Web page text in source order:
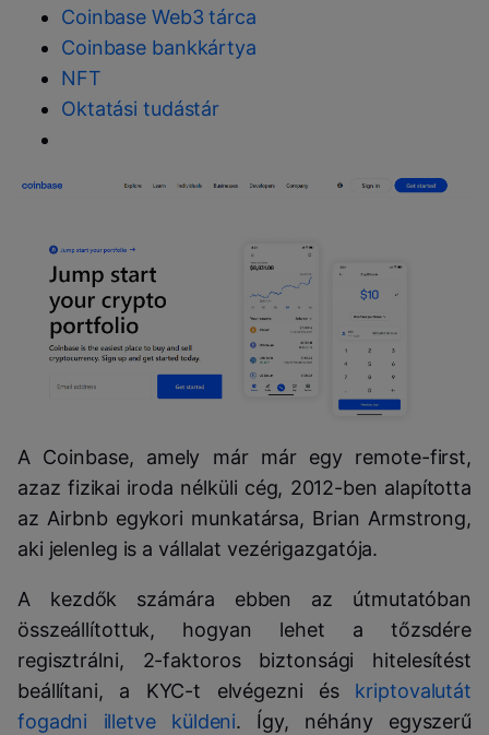
Coinbase Web3 tárca
Coinbase bankkártya
NFT
Oktatási tudástár
A Coinbase, amely már már egy remote-first,
azaz fizikai iroda nélküli cég, 2012-ben alapította
az Airbnb egykori munkatársa, Brian Armstrong,
aki jelenleg is a vállalat vezérigazgatója.
A kezdők számára ebben az útmutatóban
összeállítottuk, hogyan lehet a tőzsdére
regisztrálni, 2-faktoros biztonsági hitelesítést
beállítani, a KYC-t elvégezni és kriptovalutát
fogadni illetve küldeni. Így, néhány egyszerű